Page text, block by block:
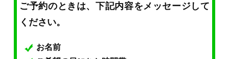
ご予約のときは、下記内容をメッセージして
ください。
お名前